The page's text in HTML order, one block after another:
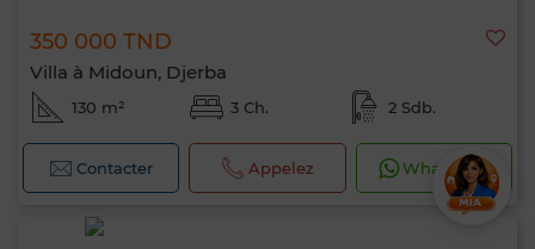
350 000 TND
Villa à Midoun, Djerba
130 m² 3 Ch. 2 Sdb.
Contacter Appelez WhatsApp